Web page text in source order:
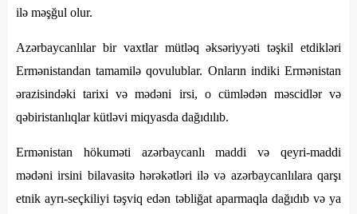
ilə məşğul olur.
Azərbaycanlılar bir vaxtlar mütləq əksəriyyəti təşkil etdikləri
Ermənistandan tamamilə qovulublar. Onların indiki Ermənistan
ərazisindəki tarixi və mədəni irsi, o cümlədən məscidlər və
qəbiristanlıqlar kütləvi miqyasda dağıdılıb.
Ermənistan hökuməti azərbaycanlı maddi və qeyri-maddi
mədəni irsini bilavasitə hərəkətləri ilə və azərbaycanlılara qarşı
etnik ayrı-seçkiliyi təşviq edən təbliğat aparmaqla dağıdıb və ya